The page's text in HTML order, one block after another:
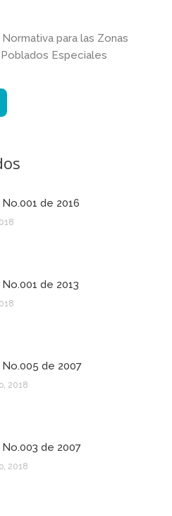
para las Zonas
Especiales
de 2016
de 2013
No.005 de 2007
2018
de 2007
2018